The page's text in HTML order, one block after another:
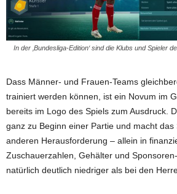
In der ‚Bundesliga-Edition‘ sind die Klubs und Spieler
Dass Männer- und Frauen-Teams
trainiert werden können, ist ein Novum im
bereits im Logo des Spiels zum Ausdruck.
ganz zu Beginn einer Partie und macht
anderen Herausforderung – allein in
Zuschauerzahlen, Gehälter und
natürlich deutlich niedriger als bei den